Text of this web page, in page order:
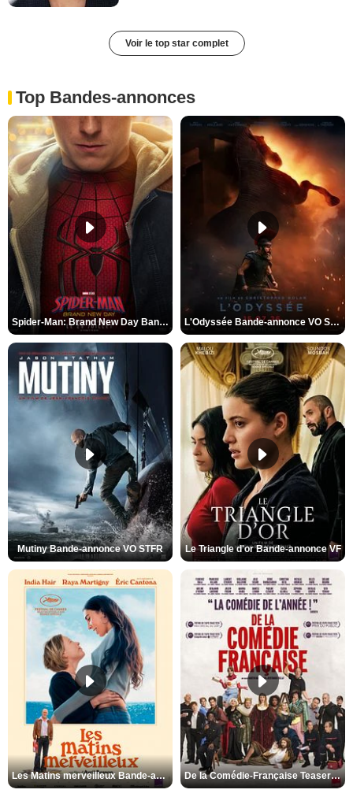
Voir le top star complet
Top Bandes-annonces
Spider-Man: Brand New Day Bande-annonce VO STFR L'Odyssée Bande-annonce VO STFR
Mutiny Bande-annonce VO STFR Le Triangle d'or Bande-annonce VF
Les Matins merveilleux Bande-annonce VF De la Comédie-Française Teaser VF